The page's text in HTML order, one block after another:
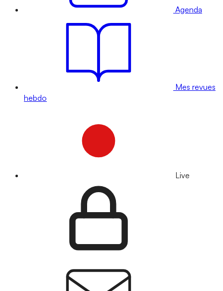
Agenda
Mes revues
hebdo
Live